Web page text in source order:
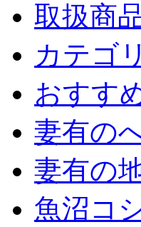
取扱商
カテゴ
おすす
妻有の
妻有の
魚沼コ